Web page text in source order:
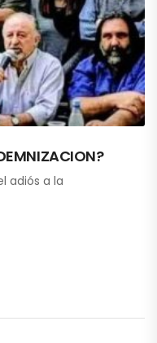
adiós a la